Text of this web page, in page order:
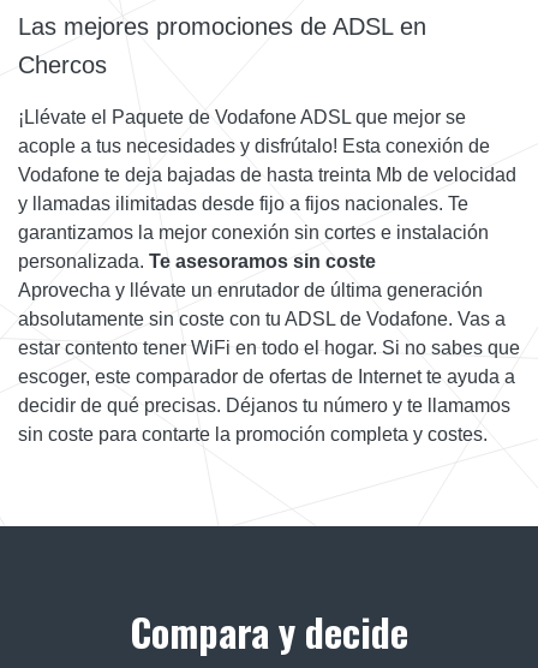
Las mejores promociones de ADSL en
Chercos
¡Llévate el Paquete de Vodafone ADSL que mejor se
acople a tus necesidades y disfrútalo! Esta conexión de
Vodafone te deja bajadas de hasta treinta Mb de velocidad
y llamadas ilimitadas desde fijo a fijos nacionales. Te
garantizamos la mejor conexión sin cortes e instalación
personalizada. Te asesoramos sin coste
Aprovecha y llévate un enrutador de última generación
absolutamente sin coste con tu ADSL de Vodafone. Vas a
estar contento tener WiFi en todo el hogar. Si no sabes que
escoger, este comparador de ofertas de Internet te ayuda a
decidir de qué precisas. Déjanos tu número y te llamamos
sin coste para contarte la promoción completa y costes.
Compara y decide